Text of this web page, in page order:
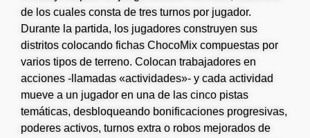
de los cuales consta de tres turnos por jugador.
Durante la partida, los jugadores construyen sus
distritos colocando fichas ChocoMix compuestas por
varios tipos de terreno. Colocan trabajadores en
acciones -llamadas «actividades»- y cada actividad
mueve a un jugador en una de las cinco pistas
temáticas, desbloqueando bonificaciones progresivas,
poderes activos, turnos extra o robos mejorados de